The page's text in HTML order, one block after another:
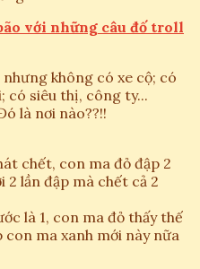
với những câu đố troll
không có xe cộ; có
có siêu thị, công ty...
là nơi nào??!!
chết, con ma đỏ đập 2
lần đập mà chết cả 2
là 1, con ma đỏ thấy thế
ma xanh mới này nữa